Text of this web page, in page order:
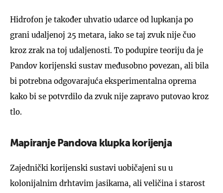
Hidrofon je također uhvatio udarce od lupkanja po
grani udaljenoj 25 metara, iako se taj zvuk nije čuo
kroz zrak na toj udaljenosti. To podupire teoriju da je
Pandov korijenski sustav međusobno povezan, ali bila
bi potrebna odgovarajuća eksperimentalna oprema
kako bi se potvrdilo da zvuk nije zapravo putovao kroz
tlo.
Mapiranje Pandova klupka korijenja
Zajednički korijenski sustavi uobičajeni su u
kolonijalnim drhtavim jasikama, ali veličina i starost